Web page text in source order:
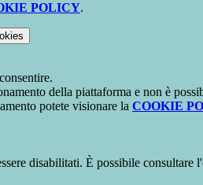
POLICY.
della piattaforma e non è
potete visionare la COOKIE
disabilitati. È possibile consultare